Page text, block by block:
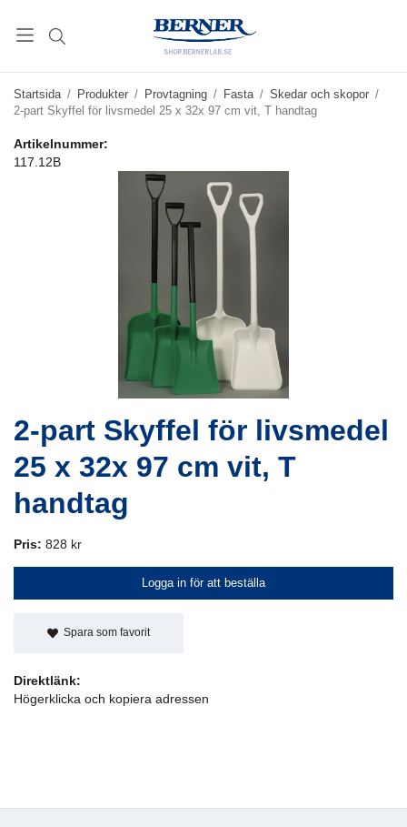
Startsida / Produkter / Provtagning / Fasta / Skedar och skopor /
2-part Skyffel för livsmedel 25 x 32x 97 cm vit, T handtag
Artikelnummer:
117.12B
2-part Skyffel för livsmedel
25 x 32x 97 cm vit, T
handtag
Pris: 828 kr
Logga in för att beställa
Spara som favorit
Direktlänk:
Högerklicka och kopiera adressen